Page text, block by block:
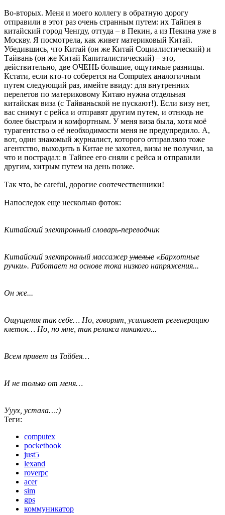
Во-вторых. Меня и моего коллегу в обратную дорогу
отправили в этот раз очень странным путем: их Тайпея в
китайский город Ченгду, оттуда – в Пекин, а из Пекина уже в
Москву. Я посмотрела, как живет материковый Китай.
Убедившись, что Китай (он же Китай Социалистический) и
Тайвань (он же Китай Капиталистический) – это,
действительно, две ОЧЕНЬ большие, ощутимые разницы.
Кстати, если кто-то соберется на Computex аналогичным
путем следующий раз, имейте ввиду: для внутренних
перелетов по материковому Китаю нужна отдельная
китайская виза (с Тайваньской не пускают!). Если визу нет,
вас снимут с рейса и отправят другим путем, и отнюдь не
более быстрым и комфортным. У меня виза была, хотя моё
турагентство о её необходимости меня не предупредило. А,
вот, один знакомый журналист, которого отправляло тоже
агентство, выходить в Китае не захотел, визы не получил, за
что и пострадал: в Тайпее его сняли с рейса и отправили
другим, хитрым путем на день позже.
Так что, be careful, дорогие соотечественники!
Напоследок еще несколько фоток:
Китайский электронный словарь-переводчик
Китайский электронный массажер умелые «Бархотные
ручки». Работает на основе тока низкого напряжения...
Он же...
Ощущения так себе… Но, говорят, усиливает регенерацию
клеток… Но, по мне, так релакса никакого...
Всем привет из Тайбея…
И не только от меня…
Ууух, устала…:)
Теги:
computex
pocketbook
just5
lexand
roverpc
acer
sim
gps
коммуникатор